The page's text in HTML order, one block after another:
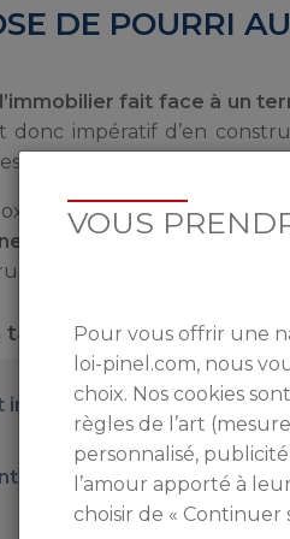
DE POURRI
l’immobilier fait face à un
donc impératif d’en
manques existants. C’est
débute ici,
les
peuvent emprunter, ou
des logements pour
taux d’intérêts
immobilier : où faut-il
immobilier : pas de vague à
VOUS
Pour vous offrir une
loi-pinel.com, nous
choix. Nos cookies
règles de l’art
personnalisé,
l’amour apporté à
choisir de « Continuer